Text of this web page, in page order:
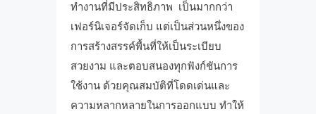
ทำงานที่มีประสิทธิภาพ เป็นมากกว่า
เฟอร์นิเจอร์จัดเก็บ แต่เป็นส่วนหนึ่งของ
การสร้างสรรค์พื้นที่ให้เป็นระเบียบ
สวยงาม และตอบสนองทุกฟังก์ชันการ
ใช้งาน ด้วยคุณสมบัติที่โดดเด่นและ
ความหลากหลายในการออกแบบ ทำให้